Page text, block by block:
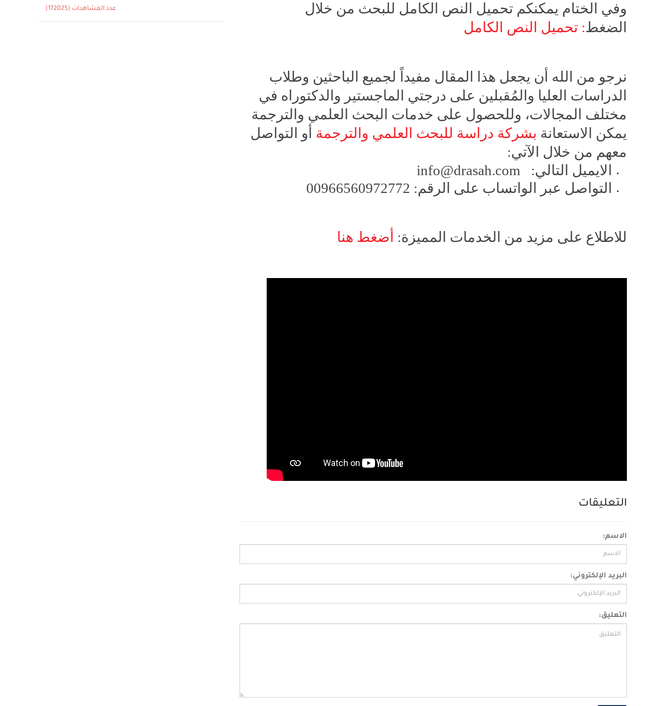
وفي الختام يمكنكم تحميل النص الكامل للبحث من خلال
الضغط: تحميل النص الكامل
نرجو من الله أن يجعل هذا المقال مفيداً لجميع الباحثين وطلاب
الدراسات العليا والمُقبلين على درجتي الماجستير والدكتوراه في
مختلف المجالات، وللحصول على خدمات البحث العلمي والترجمة
يمكن الاستعانة بشركة دراسة للبحث العلمي والترجمة أو التواصل
معهم من خلال الآتي:
الايميل التالي:
info@drasah.com
التواصل عبر الواتساب على الرقم: 00966560972772
للاطلاع على مزيد من الخدمات المميزة: أضغط هنا
التعليقات
الاسم:
البريد الإلكتروني:
التعليق:
عدد المشاهدات (172025)